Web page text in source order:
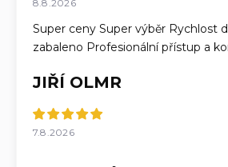
8.8.2026
Super ceny Super výběr Rychlost
zabaleno Profesionální přístup a
JIŘÍ OLMR
7.8.2026